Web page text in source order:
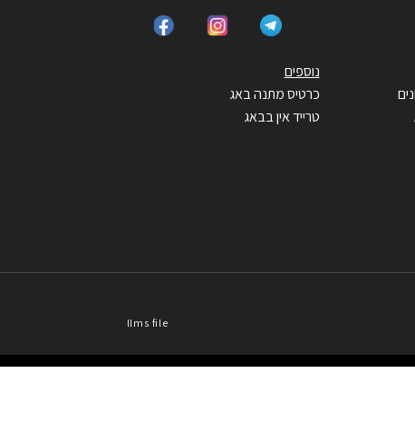
נוספים
כרטיס מתנה באג
טרייד אין בבאג
llms file